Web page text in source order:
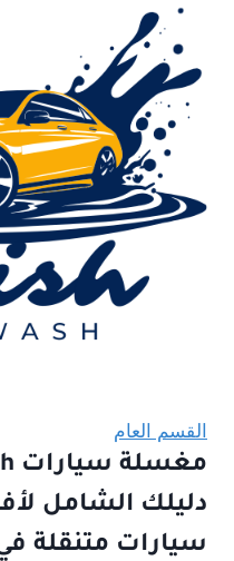
القسم العام
دليلك الشامل
سيارات متنقلة في